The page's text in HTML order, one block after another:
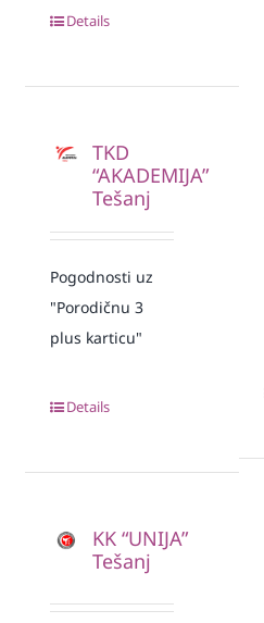
Details
TKD
“AKADEMIJA”
Tešanj
Pogodnosti uz
"Porodičnu 3
plus karticu"
Details
KK “UNIJA”
Tešanj